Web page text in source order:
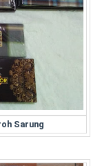
Sarung